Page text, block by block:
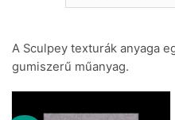
A Sculpey texturák anyaga
gumiszerű műanyag.